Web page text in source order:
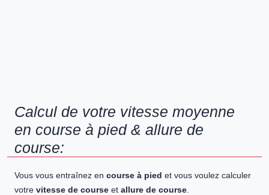
Calcul de votre vitesse moyenne
en course à pied & allure de
course:
Vous vous entraînez en course à pied et vous voulez calculer
votre vitesse de course et allure de course